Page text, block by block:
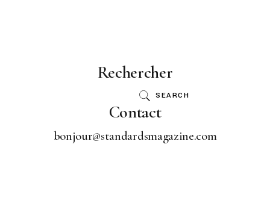
Rechercher
SEARCH
Contact
bonjour@standardsmagazine.com